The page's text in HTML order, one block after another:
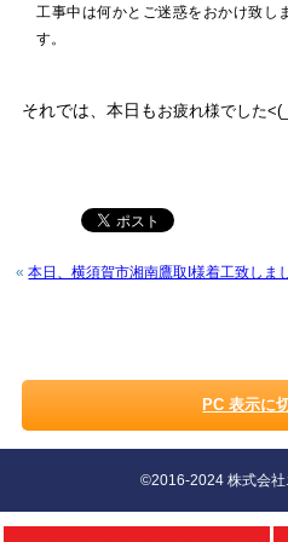
工事中は何かとご迷惑をおかけ致し
す。
それでは、本日も お疲れ様でした
«本日、横須賀市湘南鷹取I様着工致しま
PC 表示に
©2016-2024 株式会社